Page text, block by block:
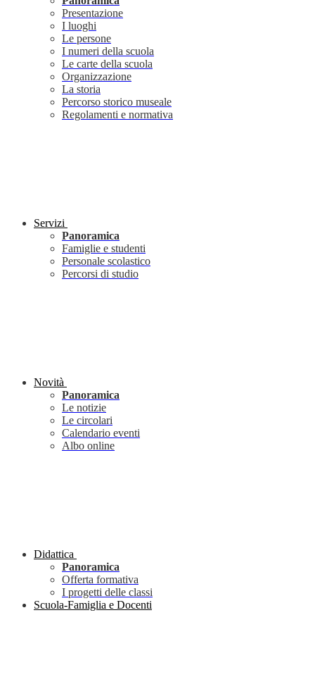
Presentazione
I luoghi
Le persone
I numeri della scuola
Le carte della scuola
Organizzazione
La storia
Percorso storico museale
Regolamenti e normativa
Servizi
Panoramica
Famiglie e studenti
Personale scolastico
Percorsi di studio
Novità
Panoramica
Le notizie
Le circolari
Calendario eventi
Albo online
Didattica
Panoramica
Offerta formativa
I progetti delle classi
Scuola-Famiglia e Docenti